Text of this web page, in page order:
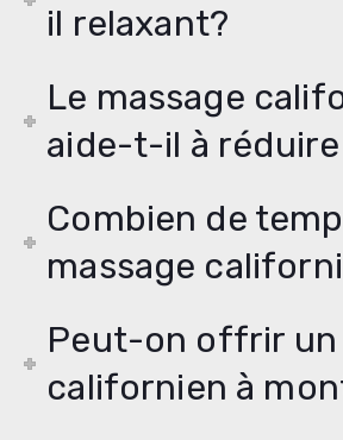
il relaxant?
Le massage
aide-t-il à
Combien de
massage
Peut-on offrir un
californien à